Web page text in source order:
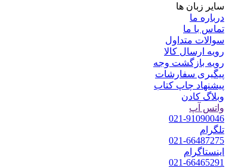
سایر زبان ها
درباره ما
تماس با ما
سوالات متداول
رویه ارسال کالا
رویه بازگشت وجه
پیگیری سفارشات
پیشنهاد چاپ کتاب
وبلاگ کادن
واتس آپ
021-91090046
تلگرام
021-66487275
اینستاگرام
021-66465291